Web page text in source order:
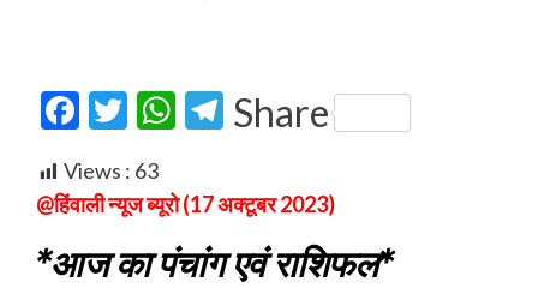
Facebook
Twitter
WhatsApp
Telegram
Share
Views : 63
@हिंवाली न्यूज ब्यूरो (17 अक्टूबर 2023)
*आज का पंचांग एवं राशिफल*